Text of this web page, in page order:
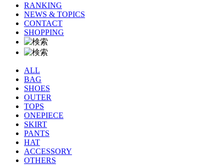
RANKING
NEWS & TOPICS
CONTACT
SHOPPING
ALL
BAG
SHOES
OUTER
TOPS
ONEPIECE
SKIRT
PANTS
HAT
ACCESSORY
OTHERS